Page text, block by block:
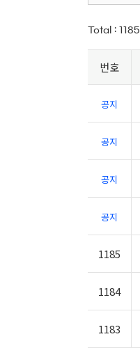
Total :1185
번호
공지
공지
공지
공지
1185
1184
1183